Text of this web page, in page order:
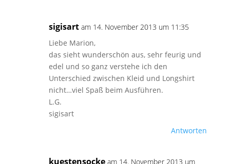
sigisart am 14. November 2013 um 11:35
Liebe Marion,
das sieht wunderschön aus, sehr feurig und
edel und so ganz verstehe ich den
Unterschied zwischen Kleid und Longshirt
nicht…viel Spaß beim Ausführen.
L.G.
sigisart
Antworten
kuestensocke am 14. November 2013 um